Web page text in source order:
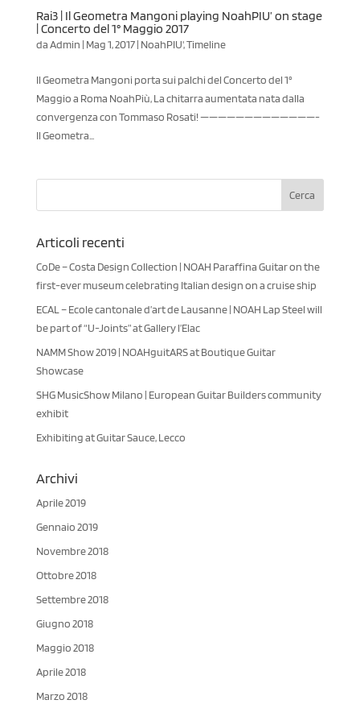
Rai3 | Il Geometra Mangoni playing NoahPIU’ on stage
| Concerto del 1° Maggio 2017
daAdmin | Mag 1, 2017| NoahPIU',Timeline
Il Geometra Mangoni porta sui palchi del Concerto del 1°
Maggio a Roma NoahPiù, La chitarra aumentata nata dalla
convergenza con Tommaso Rosati! —————————————-
Il Geometra...
Articoli recenti
CoDe – Costa Design Collection | NOAH Paraffina Guitar on the
first-ever museum celebrating Italian design on a cruise ship
ECAL – Ecole cantonale d’art de Lausanne | NOAH Lap Steel will
be part of “U-Joints” at Gallery l’Elac
NAMM Show 2019 | NOAHguitARS at Boutique Guitar
Showcase
SHG MusicShow Milano | European Guitar Builders community
exhibit
Exhibiting at Guitar Sauce, Lecco
Archivi
Aprile 2019
Gennaio 2019
Novembre 2018
Ottobre 2018
Settembre 2018
Giugno 2018
Maggio 2018
Aprile 2018
Marzo 2018